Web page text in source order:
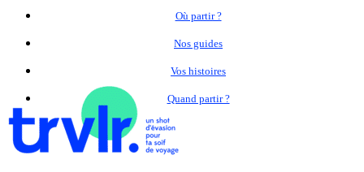
Où partir ?
Nos guides
Vos histoires
Quand partir ?